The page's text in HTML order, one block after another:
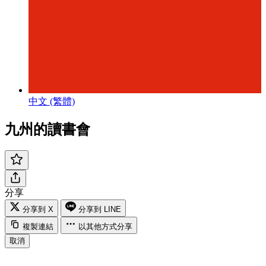
中文 (繁體)
九州的讀書會
分享
分享到 X
分享到 LINE
複製連結
以其他方式分享
取消